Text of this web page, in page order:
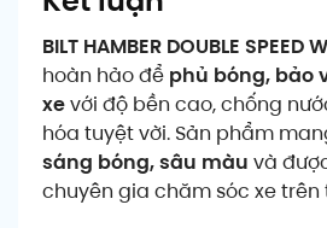
BILT HAMBER DOUBLE SPEED
hoàn hảo để phủ bóng, bảo
xevới độ bền cao, chống
hóa tuyệt vời. Sản phẩm
sáng bóng, sâu màu và
chuyên gia chăm sóc xe trên